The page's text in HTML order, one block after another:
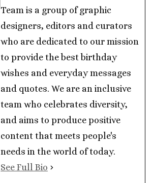
Team is a group of graphic
designers, editors and curators
who are dedicated to our mission
to provide the best birthday
wishes and everyday messages
and quotes. We are an inclusive
team who celebrates diversity,
and aims to produce positive
content that meets people's
needs in the world of today.
See Full Bio